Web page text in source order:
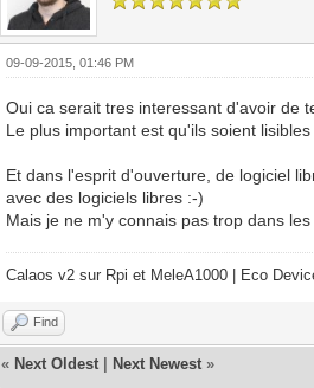
09-09-2015, 01:46 PM
Oui ca serait tres interessant d'avoir de
Le plus important est qu'ils soient
Et dans l'esprit d'ouverture, de logiciel
avec des logiciels libres :-)
Mais je ne m'y connais pas trop dans
Calaos v2 sur Rpi et MeleA1000 | Eco
Find
« Next Oldest Next Newest »